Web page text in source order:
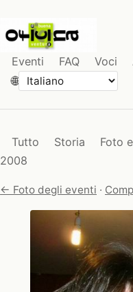
Eventi FAQ Voci
🌐
Tutto Storia Foto
2008
← Foto degli eventi ·